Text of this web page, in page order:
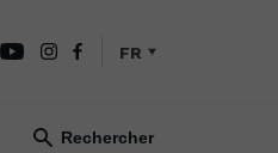
FR